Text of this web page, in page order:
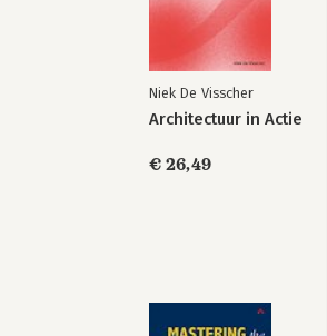
Werkvuur
Niek De Visscher
Architectuur in Actie
€ 26,49